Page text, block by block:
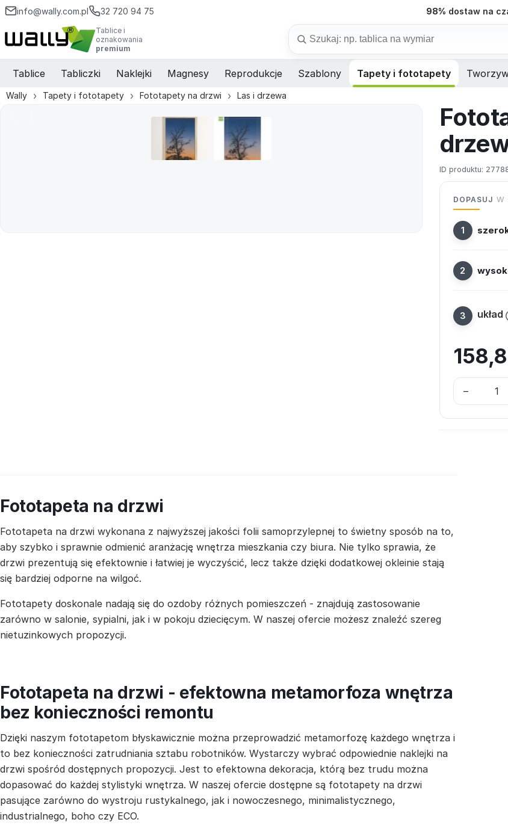
info@wally.com.pl 32 720 94 75 98% dostaw na
Tablice i
oznakowania
premium
Tablice Tabliczki Naklejki Magnesy Reprodukcje Szablony Tapety i fototapety
Wally Tapety i fototapety Fototapety na drzwi Las i drzewa
ID produktu:
DOPASUJ W
układ
–
Fototapeta na drzwi
Fototapeta na drzwi wykonana z najwyższej jakości folii samoprzylepnej to świetny sposób na to,
aby szybko i sprawnie odmienić aranżację wnętrza mieszkania czy biura. Nie tylko sprawia, że
drzwi prezentują się efektownie i łatwiej je wyczyścić, lecz także dzięki dodatkowej okleinie stają
się bardziej odporne na wilgoć.
Fototapety doskonale nadają się do ozdoby różnych pomieszczeń - znajdują zastosowanie
zarówno w salonie, sypialni, jak i w pokoju dziecięcym. W naszej ofercie możesz znaleźć szereg
nietuzinkowych propozycji.
Fototapeta na drzwi - efektowna metamorfoza wnętrza
bez konieczności remontu
Dzięki naszym fototapetom błyskawicznie można przeprowadzić metamorfozę każdego wnętrza i
to bez konieczności zatrudniania sztabu robotników. Wystarczy wybrać odpowiednie naklejki na
drzwi spośród dostępnych propozycji. Jest to efektowna dekoracja, którą bez trudu można
dopasować do każdej stylistyki wnętrza. W naszej ofercie dostępne są fototapety na drzwi
pasujące zarówno do wystroju rustykalnego, jak i nowoczesnego, minimalistycznego,
industrialnego, boho czy ECO.